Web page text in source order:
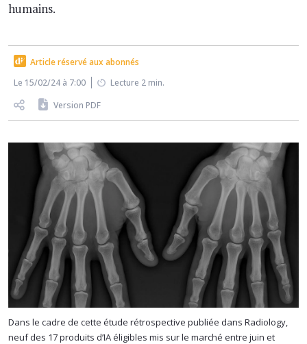
humains.
Article réservé aux abonnés
Le 15/02/24 à 7:00
Lecture 2 min.
Version PDF
Dans le cadre de cette étude rétrospective publiée dans Radiology,
neuf des 17 produits d’IA éligibles mis sur le marché entre juin et